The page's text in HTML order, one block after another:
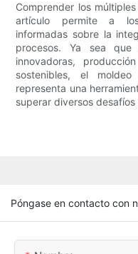
Comprender los
artículo permite a
informadas sobre la
procesos. Ya sea que
innovadoras,
sostenibles, el
representa una
superar diversos
Póngase en contacto con